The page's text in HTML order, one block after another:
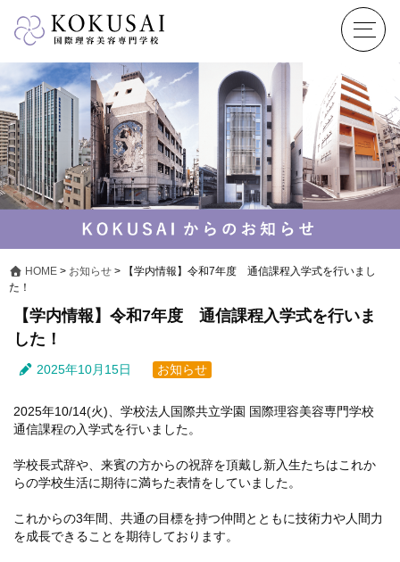
HOME > お知らせ >
【学内情報】令和7年度 通信課程入学式を行いまし
た！
【学内情報】令和7年度 通信課程入学式を行いま
した！
2025年10月15日 お知らせ
2025年10/14(火)、学校法人国際共立学園 国際理容美容専門学校
通信課程の入学式を行いました。
学校長式辞や、来賓の方からの祝辞を頂戴し新入生たちはこれか
らの学校生活に期待に満ちた表情をしていました。
これからの3年間、共通の目標を持つ仲間とともに技術力や人間力
を成長できることを期待しております。